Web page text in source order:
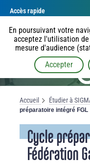
En poursuivant votre
acceptez l'utilisation
mesure d'audience
Accepter
Accès rapide
Accueil Étudier à
préparatoire intégré FGL
Cycle
Fédération